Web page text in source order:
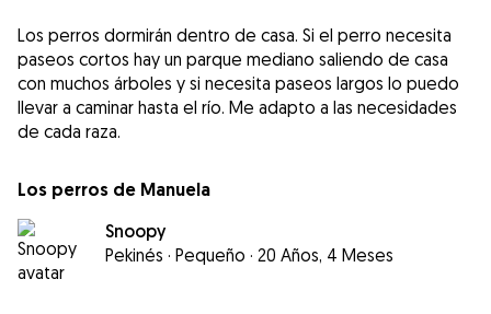
Los perros dormirán dentro de casa. Si el perro necesita
paseos cortos hay un parque mediano saliendo de casa
con muchos árboles y si necesita paseos largos lo puedo
llevar a caminar hasta el río. Me adapto a las necesidades
de cada raza.
Los perros de Manuela
Snoopy
Pekinés · Pequeño · 20 Años, 4 Meses